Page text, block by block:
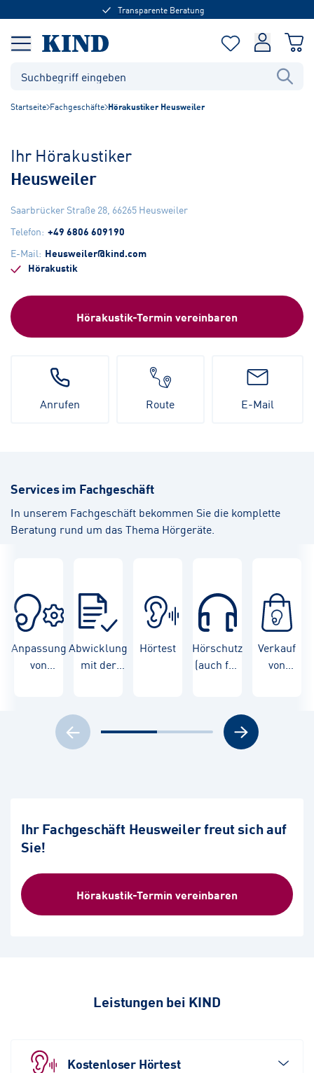
Transparente Beratung
Startseite Fachgeschäfte Hörakustiker Heusweiler
Ihr Hörakustiker
Heusweiler
Saarbrücker Straße 28, 66265 Heusweiler
Telefon: +49 6806 609190
E-Mail: Heusweiler@kind.com
Hörakustik
Hörakustik-Termin vereinbaren
Anrufen Route E-Mail
Services im Fachgeschäft
In unserem Fachgeschäft bekommen Sie die komplette
Beratung rund um das Thema Hörgeräte.
Anpassung
von
Abwicklung
mit der
Hörtest
Hörschutz
(auch für
Verkauf
von
Ihr Fachgeschäft Heusweiler freut sich auf
Sie!
Hörakustik-Termin vereinbaren
Leistungen bei KIND
Kostenloser Hörtest